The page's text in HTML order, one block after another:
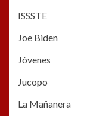
ISSSTE
Joe Biden
Jóvenes
Jucopo
La Mañanera